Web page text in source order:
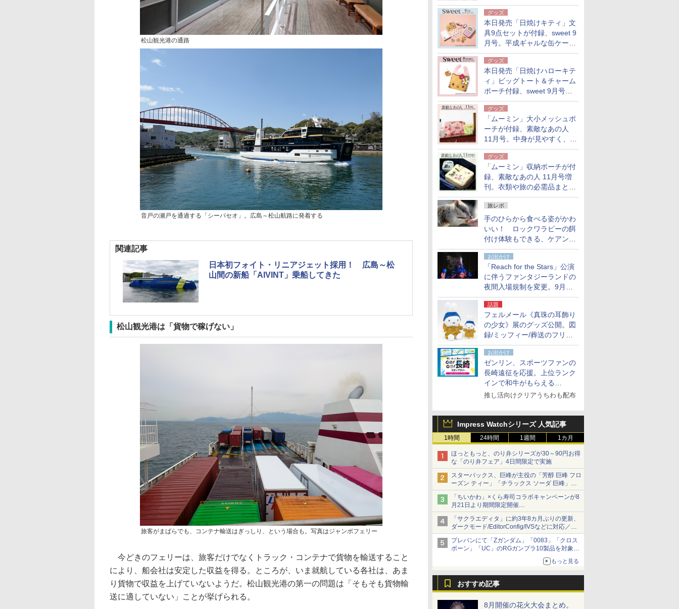
荷物がスリムに
グッズ
本日発売「日焼けキティ」文
具9点セットが付録、sweet 9
月号。平成ギャルな缶ケース
入り
グッズ
本日発売「日焼けハローキテ
ィ」ビッグトート＆チャーム
ポーチ付録、sweet 9月号増
刊
グッズ
「ムーミン」大小メッシュポ
ーチが付録、素敵なあの人
11月号。中身が見やすく、温
泉スパにも使える
グッズ
「ムーミン」収納ポーチが付
録、素敵なあの人 11月号増
刊。衣類や旅の必需品まとま
る大小2個セット
旅レポ
手のひらから食べる姿がかわ
いい！ ロックワラビーの餌
付け体験もできる、ケアンズ
でアサートン高原の日本語ガ
イド付きツアーに参加してみ
た
お出かけ
「Reach for the Stars」公演
に伴うファンタジーランドの
夜間入場規制を変更。9月か
ら18時50分～20時ごろに
話題
フェルメール《真珠の耳飾り
の少女》展のグッズ公開。図
録/ミッフィー/葬送のフリー
レンほか、注目ブランドコラ
ボが実現
お出かけ
ゼンリン、スポーツファンの
長崎遠征を応援。上位ランク
インで和牛がもらえる
「GO！GO！長崎スタンプラ
推し活向けクリアうちわも配布
Impress Watchシリーズ 人気記事
1時間 24時間 1週間 1カ月
ほっともっと、のり弁シリーズが30～90円お得
な「のり弁フェア」4日間限定で実施
スターバックス、巨峰が主役の「芳醇 巨峰 フロ
ーズン ティー」「チラックス ソーダ 巨峰」発
売
「ちいかわ」×くら寿司コラボキャンペーンが8
月21日より期間限定開催
オリジナルの湯呑みや寿司皿が景品に登場！
「サクラエディタ」に約3年8カ月ぶりの更新、
ダークモード/EditorConfig/IVSなどに対応／複
数の脆弱性に対処したセキュリティアップデー
ト
プレバンにて「Zガンダム」「0083」「クロス
ボーン」「UC」のRGガンプラ10製品を対象に
した抽選販売が8月10日11時より実施！
もっと見る
おすすめ記事
8月開催の花火大会まとめ。
松山観光港の通路
音戸の瀬戸を通過する「シーパセオ」。広島～松山航路に発着する
関連記事
日本初フォイト・リニアジェット採用！ 広島～松
山間の新船「AIVINT」乗船してきた
松山観光港は「貨物で稼げない」
旅客がまばらでも、コンテナ輸送はぎっしり、という場合も。写真はジャンボフェリー
今どきのフェリーは、旅客だけでなくトラック・コンテナで貨物を輸送すること
により、船会社は安定した収益を得る。ところが、いま就航している各社は、あま
り貨物で収益を上げていないようだ。松山観光港の第一の問題は「そもそも貨物輸
送に適していない」ことが挙げられる。